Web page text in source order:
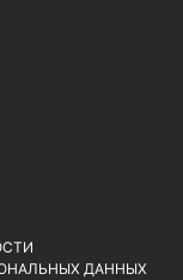
ДАННЫХ